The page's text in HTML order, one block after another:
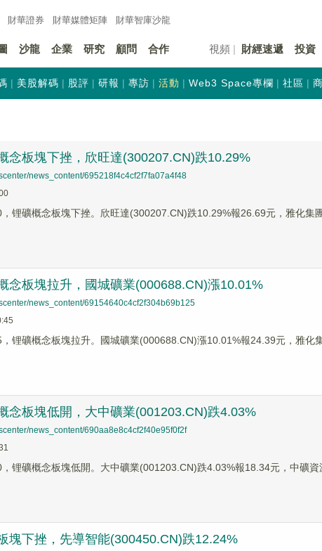
財華證券 財華媒體矩陣 財華智庫沙龍
沙龍 企業 研究 顧問 合作 視頻 財經速遞 投資
美股解碼 股評 研報 專訪 活動 Web3 Space專欄 社區
念板塊下挫，欣旺達(300207.CN)跌10.29%
news_content/695218f4c4cf2f7fa07a4f48
锂礦概念板塊下挫。欣旺達(300207.CN)跌10.29%報26.69元，雅化集
念板塊拉升，國城礦業(000688.CN)漲10.01%
news_content/69154640c4cf2f304b69b125
锂礦概念板塊拉升。國城礦業(000688.CN)漲10.01%報24.39元，雅
念板塊低開，大中礦業(001203.CN)跌4.03%
news_content/690aa8e8c4cf2f40e95f0f2f
锂礦概念板塊低開。大中礦業(001203.CN)跌4.03%報18.34元，中礦
塊下挫，先導智能(300450.CN)跌12.24%